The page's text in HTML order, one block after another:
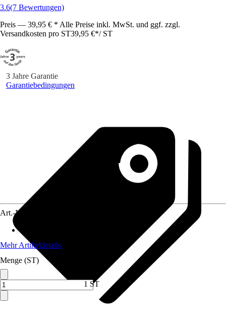
3.6(7 Bewertungen)
Preis — 39,95 € * Alle Preise inkl. MwSt. und ggf. zzgl.
Versandkosten pro ST39,95 €*/ ST
3 Jahre Garantie
Garantiebedingungen
Art.-Nr.
Mehr Artikeldetails
Menge (ST)
1 ST